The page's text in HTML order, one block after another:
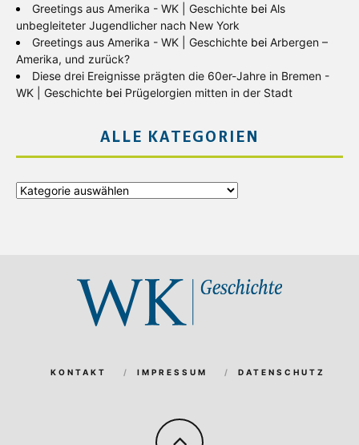
Greetings aus Amerika - WK | Geschichte bei Als
unbegleiteter Jugendlicher nach New York
Greetings aus Amerika - WK | Geschichte bei Arbergen –
Amerika, und zurück?
Diese drei Ereignisse prägten die 60er-Jahre in Bremen -
WK | Geschichte bei Prügelorgien mitten in der Stadt
ALLE KATEGORIEN
Alle
KONTAKT IMPRESSUM DATENSCHUTZ